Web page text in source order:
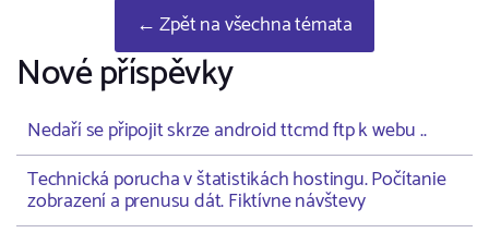
← Zpět na všechna témata
Nové příspěvky
Nedaří se připojit skrze android ttcmd ftp k webu ..
Technická porucha v štatistikách hostingu. Počítanie
zobrazení a prenusu dát. Fiktívne návštevy